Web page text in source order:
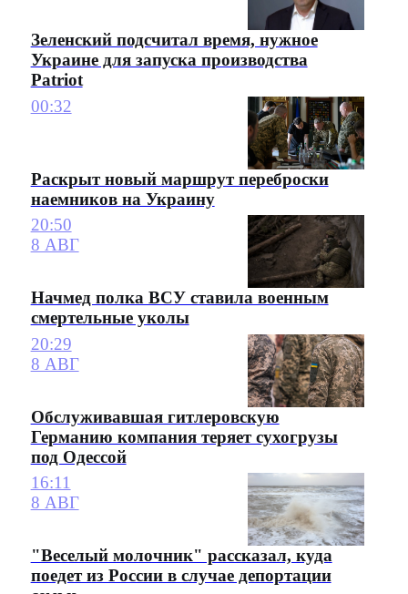
Зеленский подсчитал время, нужное
Украине для запуска производства
Patriot
00:32
Раскрыт новый маршрут переброски
наемников на Украину
20:50
8 АВГ
Начмед полка ВСУ ставила военным
смертельные уколы
20:29
8 АВГ
Обслуживавшая гитлеровскую
Германию компания теряет сухогрузы
под Одессой
16:11
8 АВГ
"Веселый молочник" рассказал, куда
поедет из России в случае депортации